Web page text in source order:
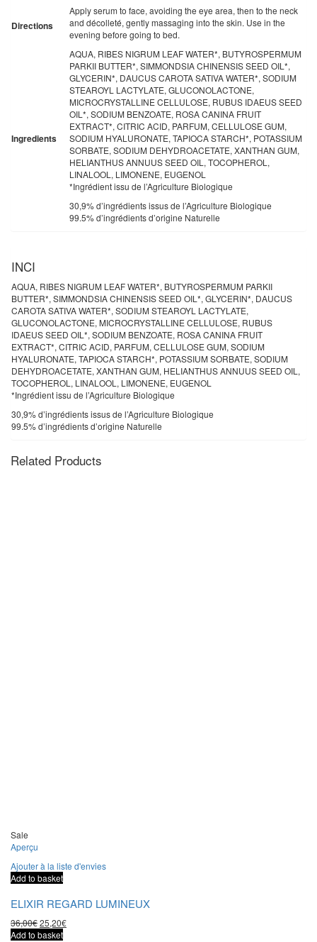
Directions
Apply serum to face, avoiding the eye area, then to the neck
and décolleté, gently massaging into the skin. Use in the
evening before going to bed.
Ingredients
AQUA, RIBES NIGRUM LEAF WATER*, BUTYROSPERMUM
PARKII BUTTER*, SIMMONDSIA CHINENSIS SEED OIL*,
GLYCERIN*, DAUCUS CAROTA SATIVA WATER*, SODIUM
STEAROYL LACTYLATE, GLUCONOLACTONE,
MICROCRYSTALLINE CELLULOSE, RUBUS IDAEUS SEED
OIL*, SODIUM BENZOATE, ROSA CANINA FRUIT
EXTRACT*, CITRIC ACID, PARFUM, CELLULOSE GUM,
SODIUM HYALURONATE, TAPIOCA STARCH*, POTASSIUM
SORBATE, SODIUM DEHYDROACETATE, XANTHAN GUM,
HELIANTHUS ANNUUS SEED OIL, TOCOPHEROL,
LINALOOL, LIMONENE, EUGENOL
*Ingrédient issu de l’Agriculture Biologique
30,9% d’ingrédients issus de l’Agriculture Biologique
99.5% d’ingrédients d’origine Naturelle
INCI
AQUA, RIBES NIGRUM LEAF WATER*, BUTYROSPERMUM PARKII
BUTTER*, SIMMONDSIA CHINENSIS SEED OIL*, GLYCERIN*, DAUCUS
CAROTA SATIVA WATER*, SODIUM STEAROYL LACTYLATE,
GLUCONOLACTONE, MICROCRYSTALLINE CELLULOSE, RUBUS
IDAEUS SEED OIL*, SODIUM BENZOATE, ROSA CANINA FRUIT
EXTRACT*, CITRIC ACID, PARFUM, CELLULOSE GUM, SODIUM
HYALURONATE, TAPIOCA STARCH*, POTASSIUM SORBATE, SODIUM
DEHYDROACETATE, XANTHAN GUM, HELIANTHUS ANNUUS SEED OIL,
TOCOPHEROL, LINALOOL, LIMONENE, EUGENOL
*Ingrédient issu de l’Agriculture Biologique
30,9% d’ingrédients issus de l’Agriculture Biologique
99.5% d’ingrédients d’origine Naturelle
Related Products
Sale
Aperçu
Ajouter à la liste d'envies
Add to basket
ELIXIR REGARD LUMINEUX
36,00€25,20€
Add to basket